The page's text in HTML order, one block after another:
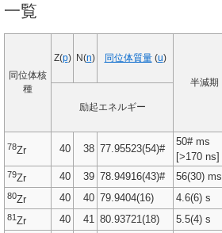
一覧
同位体核
種
Z(p) N(n) 同位体質量(u)
半減期
励起エネルギー
78Zr 40 38 77.95523(54)#
50# ms
[>170 ns]
79Zr 40 39 78.94916(43)# 56(30) ms
80Zr 40 40 79.9404(16) 4.6(6) s
81 Zr 40 41 80.93721(18) 5.5(4) s